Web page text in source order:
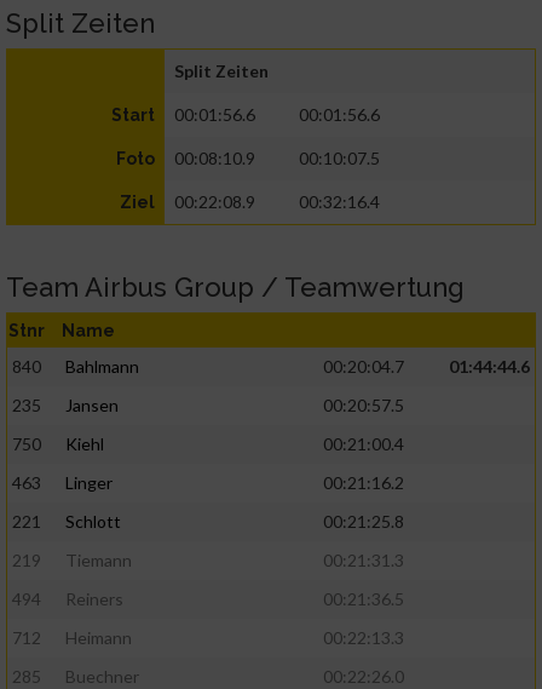
Split Zeiten
Split Zeiten
Start 00:01:56.6 00:01:56.6
Foto 00:08:10.9 00:10:07.5
Ziel 00:22:08.9 00:32:16.4
Team Airbus Group / Teamwertung
Stnr Name
840 Bahlmann 00:20:04.7
01:44:44.6
235
Jansen
00:20:57.5
750
Kiehl
00:21:00.4
463
Linger
00:21:16.2
221
Schlott
00:21:25.8
219
Tiemann
00:21:31.3
494
Reiners
00:21:36.5
712
Heimann
00:22:13.3
285
Buechner
00:22:26.0